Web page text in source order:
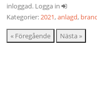
inloggad. Logga in
Kategorier:2021,anlagd,
« Föregående Nästa »